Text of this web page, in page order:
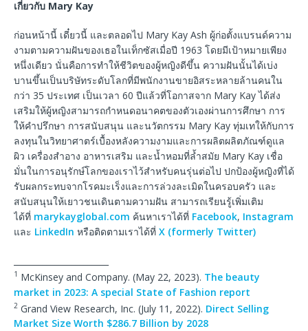
เกี่ยวกับ Mary Kay
ก่อนหน้านี้ เดี๋ยวนี้ และตลอดไป Mary Kay Ash ผู้ก่อตั้งแบรนด์ความ
งามตามความฝันของเธอในเท็กซัสเมื่อปี 1963 โดยมีเป้าหมายเพียง
หนึ่งเดียว นั่นคือการทำให้ชีวิตของผู้หญิงดีขึ้น ความฝันนั้นได้เบ่ง
บานขึ้นเป็นบริษัทระดับโลกที่มีพนักงานขายอิสระหลายล้านคนใน
กว่า 35 ประเทศ เป็นเวลา 60 ปีแล้วที่โอกาสจาก Mary Kay ได้ส่ง
เสริมให้ผู้หญิงสามารถกำหนดอนาคตของตัวเองผ่านการศึกษา การ
ให้คำปรึกษา การสนับสนุน และนวัตกรรม Mary Kay ทุ่มเทให้กับการ
ลงทุนในวิทยาศาตร์เบื้องหลังความงามและการผลิตผลิตภัณฑ์ดูแล
ผิว เครื่องสำอาง อาหารเสริม และน้ำหอมที่ล้ำสมัย Mary Kay เชื่อ
มั่นในการอนุรักษ์โลกของเราไว้สำหรับคนรุ่นต่อไป ปกป้องผู้หญิงที่ได้
รับผลกระทบจากโรคมะเร็งและการล่วงละเมิดในครอบครัว และ
สนับสนุนให้เยาวชนเดินตามความฝัน สามารถเรียนรู้เพิ่มเติม
ได้ที่ marykayglobal.com ค้นหาเราได้ที่ Facebook, Instagram
และ LinkedIn หรือติดตามเราได้ที่ X (formerly Twitter)
1 McKinsey and Company. (May 22, 2023). The beauty
market in 2023: A special State of Fashion report
2 Grand View Research, Inc. (July 11, 2022). Direct Selling
Market Size Worth $286.7 Billion by 2028